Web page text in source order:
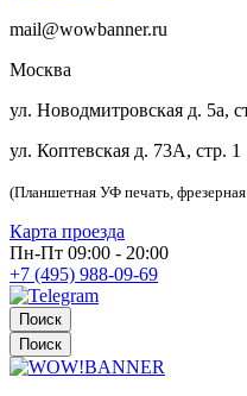
mail@wowbanner.ru
Москва
ул. Новодмитровская д. 5а,
ул. Коптевская д. 73А, стр. 1
(Планшетная УФ печать, фрезерная
Карта проезда
Пн-Пт 09:00 - 20:00
+7 (495) 988-09-69
Поиск
Поиск